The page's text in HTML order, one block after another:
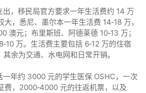
出，移民局官方要求一年生活费约 14 万
，悉尼、墨尔本一年生活费 14‑18 万，
澳元；布里斯班、阿德莱德 10‑13 万；
万。生活费主要包括 6‑12 万的住宿
余为交通、水电网和日常开销。
一年约 3000 元的学生医保 OSHC，一次
费，2000‑4000 元的往返机票，以及